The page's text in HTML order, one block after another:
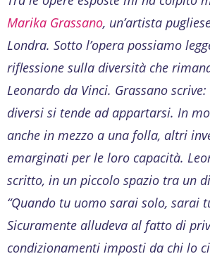
Marika Grassano, un’artista
Londra. Sotto l’opera possiamo
riflessione sulla diversità che
Leonardo da Vinci. Grassano
diversi si tende ad appartarsi. In
anche in mezzo a una folla, altri
emarginati per le loro capacità.
scritto, in un piccolo spazio tra un
“Quando tu uomo sarai solo, sarai
Sicuramente alludeva al fatto di
condizionamenti imposti da chi lo